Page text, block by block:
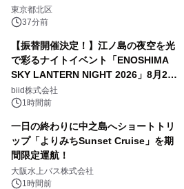
東京都北区
37分前
【振替開催決定！】江ノ島の夜空を光
で彩るナイトイベント「ENOSHIMA
SKY LANTERN NIGHT 2026」8月22
日(土)振替開催＆受付スタート！
biid株式会社
1時間前
一日の終わりに中之島へショートトリ
ップ「よりみちSunset Cruise」を期
間限定運航！
大阪水上バス株式会社
1時間前